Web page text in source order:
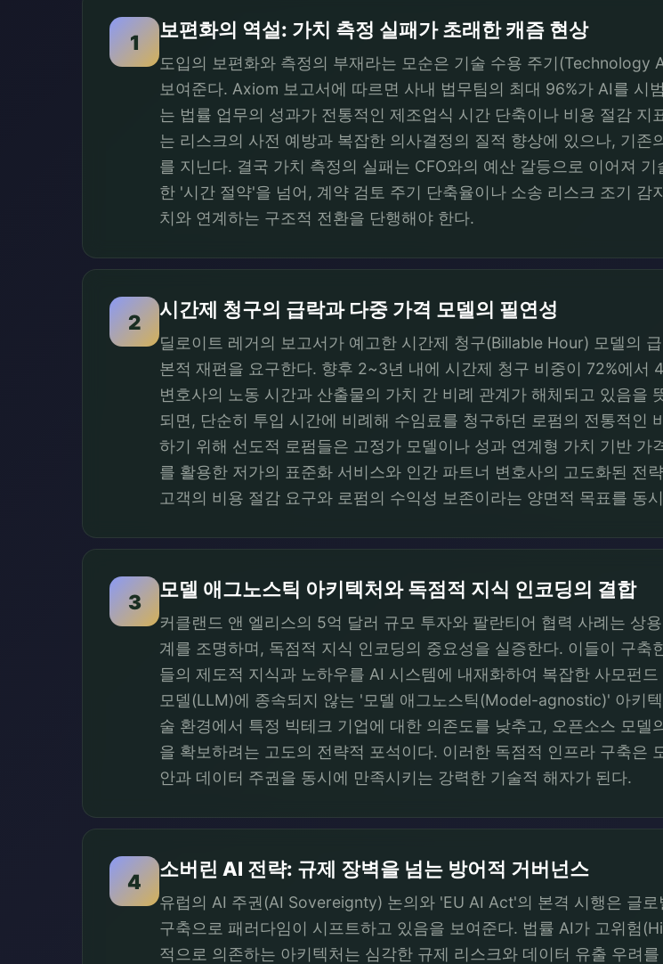
1
보편화의 역설: 가치 측정 실패가 초래한 캐즘 현상
도입의 보편화와 측정의 부재라는 모순은 기술 수용 주기
보여준다. Axiom 보고서에 따르면 사내 법무팀의 최대 96%가 AI를 시
는 법률 업무의 성과가 전통적인 제조업식 시간 단축이나 비용 절감
는 리스크의 사전 예방과 복잡한 의사결정의 질적 향상에 있으나, 기
를 지닌다. 결국 가치 측정의 실패는 CFO와의 예산 갈등으로 이어져
한 '시간 절약'을 넘어, 계약 검토 주기 단축율이나 소송 리스크 조기
치와 연계하는 구조적 전환을 단행해야 한다.
2
시간제 청구의 급락과 다중 가격 모델의 필연성
딜로이트 레거의 보고서가 예고한 시간제 청구(Billable Hour) 모델의
본적 재편을 요구한다. 향후 2~3년 내에 시간제 청구 비중이 72%에서
변호사의 노동 시간과 산출물의 가치 간 비례 관계가 해체되고 있음을
되면, 단순히 투입 시간에 비례해 수임료를 청구하던 로펌의 전통적인
하기 위해 선도적 로펌들은 고정가 모델이나 성과 연계형 가치 기반
를 활용한 저가의 표준화 서비스와 인간 파트너 변호사의 고도화된
고객의 비용 절감 요구와 로펌의 수익성 보존이라는 양면적 목표를 동
3
모델 애그노스틱 아키텍처와 독점적 지식 인코딩의 결합
커클랜드 앤 엘리스의 5억 달러 규모 투자와 팔란티어 협력 사례는 상
계를 조명하며, 독점적 지식 인코딩의 중요성을 실증한다. 이들이 구
들의 제도적 지식과 노하우를 AI 시스템에 내재화하여 복잡한 사모펀
모델(LLM)에 종속되지 않는 '모델 애그노스틱(Model-agnostic)' 아키
술 환경에서 특정 빅테크 기업에 대한 의존도를 낮추고, 오픈소스 모
을 확보하려는 고도의 전략적 포석이다. 이러한 독점적 인프라 구축
안과 데이터 주권을 동시에 만족시키는 강력한 기술적 해자가 된다.
4
소버린 AI 전략: 규제 장벽을 넘는 방어적 거버넌스
유럽의 AI 주권(AI Sovereignty) 논의와 'EU AI Act'의 본격 시행은 글
구축으로 패러다임이 시프트하고 있음을 보여준다. 법률 AI가 고위험
적으로 의존하는 아키텍처는 심각한 규제 리스크와 데이터 유출 우려